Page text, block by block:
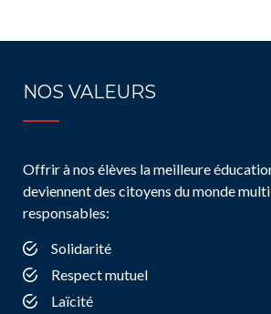
NOS VALEURS
Offrir à nos élèves la meilleure
deviennent des citoyens du monde
responsables:
Solidarité
Respect mutuel
Laïcité